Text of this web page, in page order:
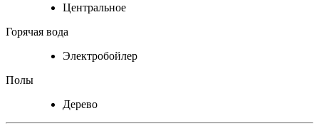
Центральное
Горячая вода
Электробойлер
Полы
Дерево